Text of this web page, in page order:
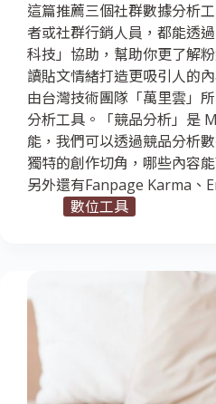
這篇推薦三個社群數據分析
者或社群行銷人員，都能透
科技」協助，幫助你更了解
讀貼文情緒打造更吸引人的
由台灣技術團隊「萬里雲」
分析工具。「競品分析」是
能，我們可以透過競品分析
獨特的創作切角，哪些內容
另外還有Fanpage Karma、
數位工具